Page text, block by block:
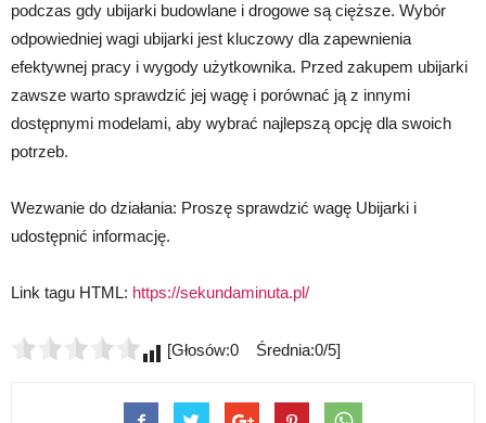
podczas gdy ubijarki budowlane i drogowe są cięższe. Wybór
odpowiedniej wagi ubijarki jest kluczowy dla zapewnienia
efektywnej pracy i wygody użytkownika. Przed zakupem ubijarki
zawsze warto sprawdzić jej wagę i porównać ją z innymi
dostępnymi modelami, aby wybrać najlepszą opcję dla swoich
potrzeb.
Wezwanie do działania: Proszę sprawdzić wagę Ubijarki i
udostępnić informację.
Link tagu HTML: https://sekundaminuta.pl/
[Głosów:0 Średnia:0/5]